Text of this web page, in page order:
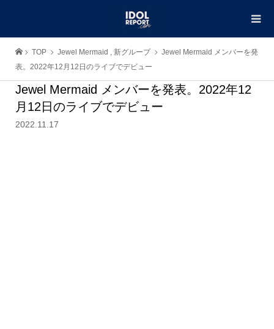
TOP Jewel Mermaid , 新グループ
Jewel Mermaid メンバーを発
表。2022年12月12日のライブでデビュー
Jewel Mermaid メンバーを発表。2022年12
月12日のライブでデビュー
2022.11.17